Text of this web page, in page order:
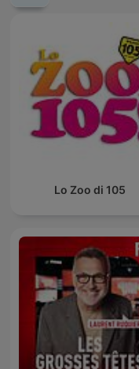
Lo Zoo di 105